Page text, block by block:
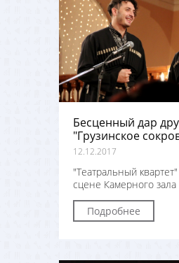
Бесценный дар
"Грузинское
12.12.2017
"Театральный
сцене Камерного зала
Подробнее